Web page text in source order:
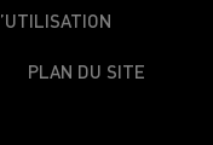
PLAN DU SITE